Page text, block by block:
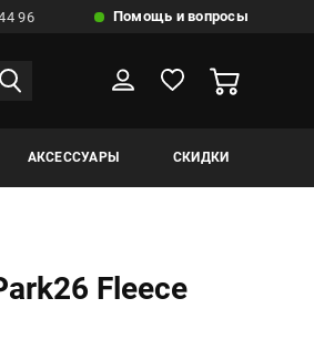
96 Помощь и вопросы
АКСЕССУАРЫ СКИДКИ
Fleece